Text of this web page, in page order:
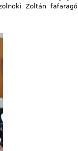
Zoltán fafaragó